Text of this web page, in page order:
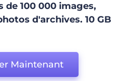
de 100 000 images,
d'archives. 10 GB
Maintenant